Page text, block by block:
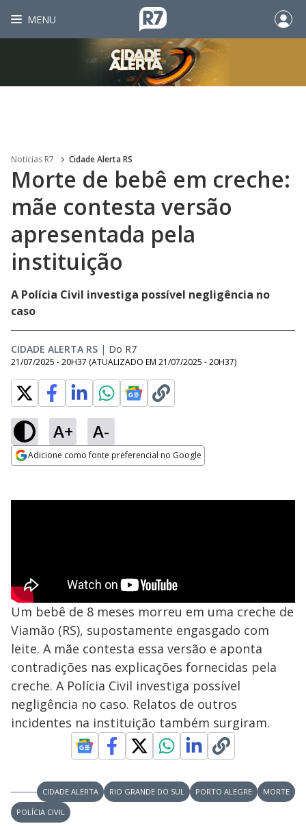
MENU
Noticias R7 Cidade Alerta RS
Morte de bebê em creche:
mãe contesta versão
apresentada pela
instituição
A Polícia Civil investiga possível negligência no
caso
CIDADE ALERTA RS | Do R7
21/07/2025 - 20H37 (ATUALIZADO EM 21/07/2025 - 20H37)
A+ A-
Adicione como fonte preferencial no Google
Um bebê de 8 meses morreu em uma creche de
Viamão (RS), supostamente engasgado com
leite. A mãe contesta essa versão e aponta
contradições nas explicações fornecidas pela
creche. A Polícia Civil investiga possível
negligência no caso. Relatos de outros
incidentes na instituição também surgiram.
CIDADE ALERTA RIO GRANDE DO SUL PORTO ALEGRE
MORTE
POLÍCIA CIVIL